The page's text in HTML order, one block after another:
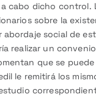
cabo dicho control.
sobre la
social de
realizar un
que se
le remitirá los